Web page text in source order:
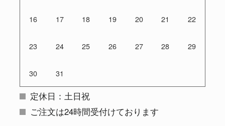
16 17 18 19 20 21 22
23 24 25 26 27 28 29
30 31
定休日：土日祝
ご注文は24時間受付けております